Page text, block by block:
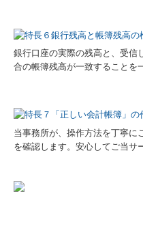
銀行口座の実際の残高と、受信
合の帳簿残高が一致することを
当事務所が、操作方法を丁寧に
を確認します。安心してご当サ